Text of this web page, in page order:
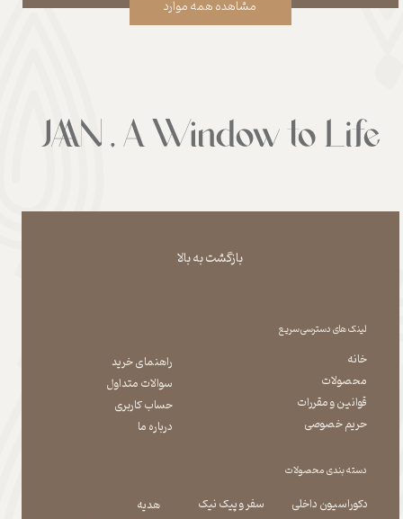
مشاهده همه موارد
بازگشت به بالا
لینک های دسترسی سریع
دسته بندی محصولات
خانه
محصولات
قوانین و مقررات
حریم خصوصی
راهنمای خرید
سوالات متداول
حساب کاربری
درباره ما
دکوراسیون داخلی
سفر و پیک نیک
هدیه